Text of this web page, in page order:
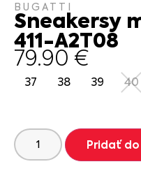
BUGATTI
Sneakersy
411-A2T08
79.90 €
37 38 39 40
Pridať do